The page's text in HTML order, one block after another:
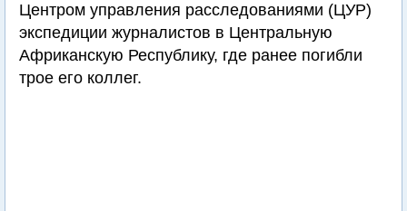
Центром управления расследованиями (ЦУР)
экспедиции журналистов в Центральную
Африканскую Республику, где ранее погибли
трое его коллег.